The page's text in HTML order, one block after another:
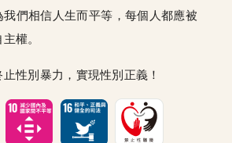
們相信人生而平等，每個人都應被
權。
性別暴力，實現性別正義！